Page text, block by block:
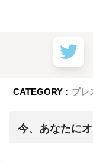
CATEGORY : プレ
今、あなたに